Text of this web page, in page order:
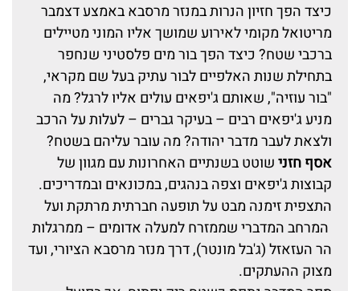
כיצד הפך חזיון הנרות במנזר מרסבא באמצע דצמבר
מריטואל מקומי לאירוע שמושך אליו המוני מטיילים
ברכבי שטח? כיצד הפך בור מים פלסטיני שנחפר
בתחילת שנות האלפיים לבור עתיק בעל שם מקראי,
"בור עוזיה", שאותם ג'יפאים עולים אליו לרגל? מה
מניע ג'יפאים רבים – בעיקר גברים – לעלות על הרכב
ולצאת לעבר מדבר יהודה? מה עובר עליהם בשטח?
אסף חזנישוטט בשנתיים האחרונות עם מגוון של
קבוצות ג'יפאים וצפה בנהגים, במכונאים ובמדריכים.
התצפית זימנה מבט על תופעה חברתית מרתקת ועל
המרחב המדברי שממזרח למעלה אדומים – ממרגלות
הר העזאזל (ג'בל מונטר), דרך מנזר מרסבא הציורי, ועד
מצוק ההעתקים.